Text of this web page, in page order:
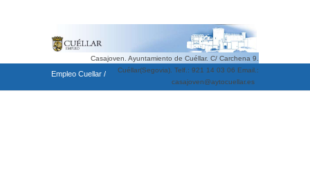
Casajoven. Ayuntamiento de Cuéllar. C/ Carchena 9.
Cuéllar(Segovia). Telf.: 921 14 03 06 Email.:
casajoven@aytocuellar.es
Empleo Cuellar /